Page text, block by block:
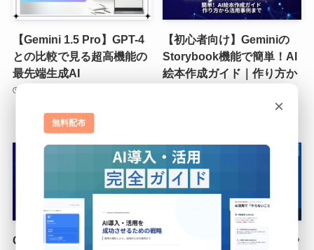
【Gemini 1.5 Pro】GPT-4
との比較で見る超高機能の
最先端生成AI
【初心者向け】Geminiの
Storybook機能で簡単！AI
絵本作成ガイド｜作り方か
Gemini
Gemini Gemsとは？使い
Gemini CLIとは？使い方や
×
無料配布